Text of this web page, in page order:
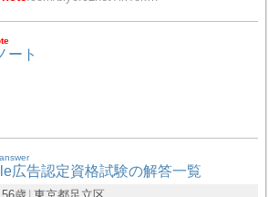
ート
広告認定資格試験の解答一覧